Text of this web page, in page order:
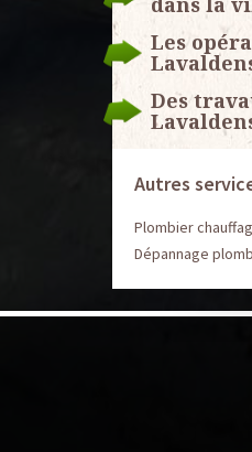
Les
Des
Autres
Plombier
Dépannage